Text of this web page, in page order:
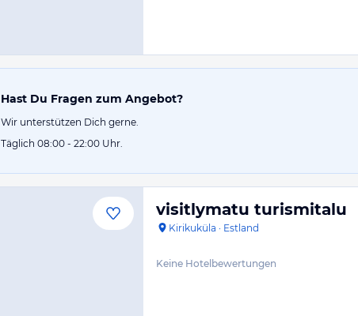
Hast Du Fragen zum Angebot?
Wir unterstützen Dich gerne.
Täglich 08:00 - 22:00 Uhr.
visitlymatu turismitalu
Kirikuküla · Estland
Keine Hotelbewertungen